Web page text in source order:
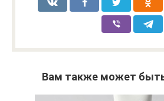
Вам также может